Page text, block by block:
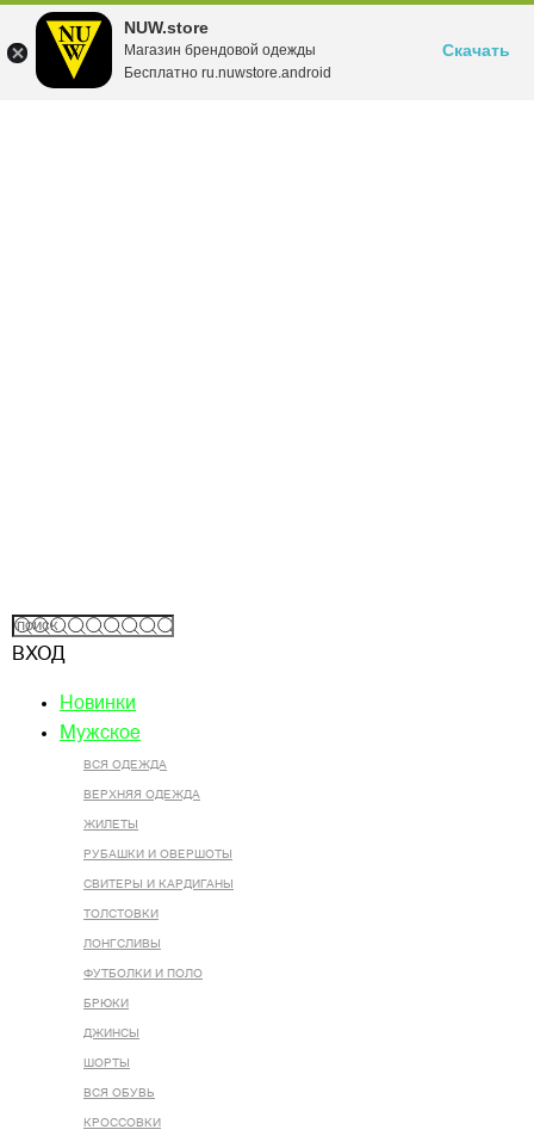
NUW.store
Магазин брендовой одежды
Бесплатно ru.nuwstore.android
Скачать
ВХОД
Новинки
Мужское
ВСЯ ОДЕЖДА
ВЕРХНЯЯ ОДЕЖДА
ЖИЛЕТЫ
РУБАШКИ И ОВЕРШОТЫ
СВИТЕРЫ И КАРДИГАНЫ
ТОЛСТОВКИ
ЛОНГСЛИВЫ
ФУТБОЛКИ И ПОЛО
БРЮКИ
ДЖИНСЫ
ШОРТЫ
ВСЯ ОБУВЬ
КРОССОВКИ